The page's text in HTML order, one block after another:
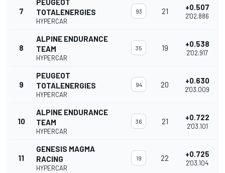
7
PEUGEOT
TOTALENERGIES
HYPERCAR
93 21 +0.507
2'02.886
8
ALPINE ENDURANCE
TEAM
HYPERCAR
35 19 +0.538
2'02.917
9
PEUGEOT
TOTALENERGIES
HYPERCAR
94 20 +0.630
2'03.009
10
ALPINE ENDURANCE
TEAM
HYPERCAR
36 21 +0.722
2'03.101
11
GENESIS MAGMA
RACING
HYPERCAR
19 22 +0.725
2'03.104